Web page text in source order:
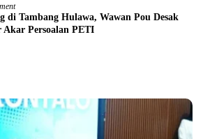
di Tambang Hulawa, Wawan Pou Desak
Akar Persoalan PETI